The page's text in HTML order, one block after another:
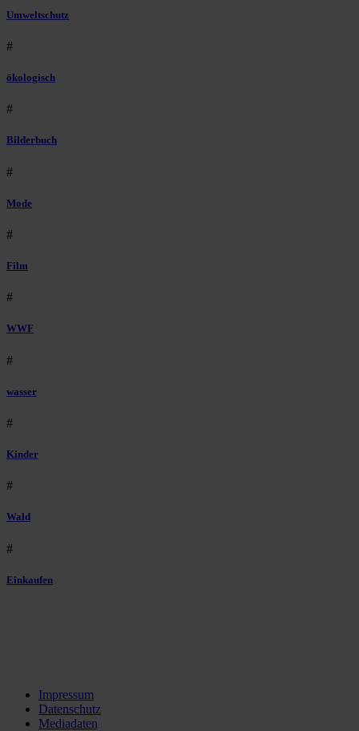
Umweltschutz
#
ökologisch
#
Bilderbuch
#
Mode
#
Film
#
WWF
#
wasser
#
Kinder
#
Wald
#
Einkaufen
Impressum
Datenschutz
Mediadaten